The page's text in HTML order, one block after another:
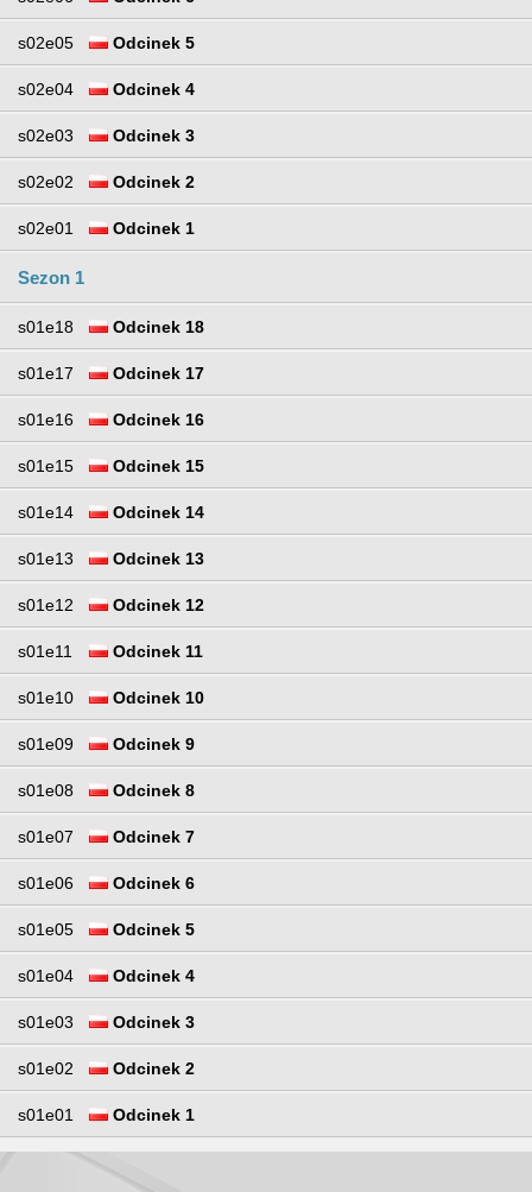
s02e05 Odcinek 5
s02e04 Odcinek 4
s02e03 Odcinek 3
s02e02 Odcinek 2
s02e01 Odcinek 1
Sezon 1
s01e18 Odcinek 18
s01e17 Odcinek 17
s01e16 Odcinek 16
s01e15 Odcinek 15
s01e14 Odcinek 14
s01e13 Odcinek 13
s01e12 Odcinek 12
s01e11 Odcinek 11
s01e10 Odcinek 10
s01e09 Odcinek 9
s01e08 Odcinek 8
s01e07 Odcinek 7
s01e06 Odcinek 6
s01e05 Odcinek 5
s01e04 Odcinek 4
s01e03 Odcinek 3
s01e02 Odcinek 2
s01e01 Odcinek 1